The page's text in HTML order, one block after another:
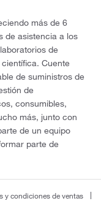
más de 6
de asistencia a los
de
Cuente
de suministros de
de
consumibles,
más, junto con
de un equipo
parte de
y condiciones de ventas